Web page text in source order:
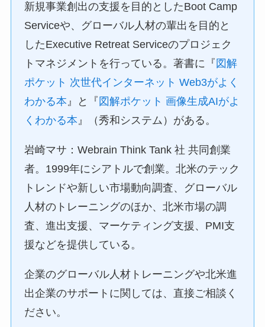
新規事業創出の支援を目的としたBoot Camp
Serviceや、グローバル人材の輩出を目的と
したExecutive Retreat Serviceのプロジェク
トマネジメントを行っている。著書に『 図解
ポケット 次世代インターネット Web3がよく
わかる本』と『 図解ポケット 画像生成AIがよ
くわかる本』（秀和システム）がある。
岩崎マサ：Webrain Think Tank 社 共同創業
者。1999年にシアトルで創業。北米のテック
トレンドや新しい市場動向調査、グローバル
人材のトレーニングのほか、北米市場の調
査、進出支援、マーケティング支援、PMI支
援などを提供している。
企業のグローバル人材トレーニングや北米進
出企業のサポートに関しては、直接ご相談く
ださい。